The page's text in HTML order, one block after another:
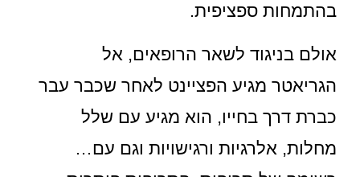
בהתמחות ספציפית.
אולם בניגוד לשאר הרופאים, אל
הגריאטר מגיע הפציינט לאחר שכבר עבר
כברת דרך בחייו, הוא מגיע עם שלל
מחלות, אלרגיות ורגישויות וגם עם…